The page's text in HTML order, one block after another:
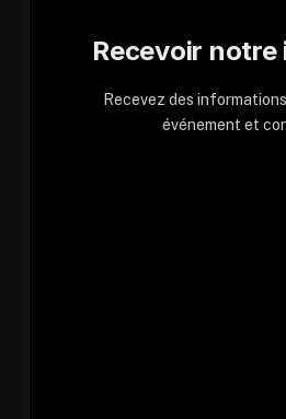
Recevoir
Recevez des
événement et